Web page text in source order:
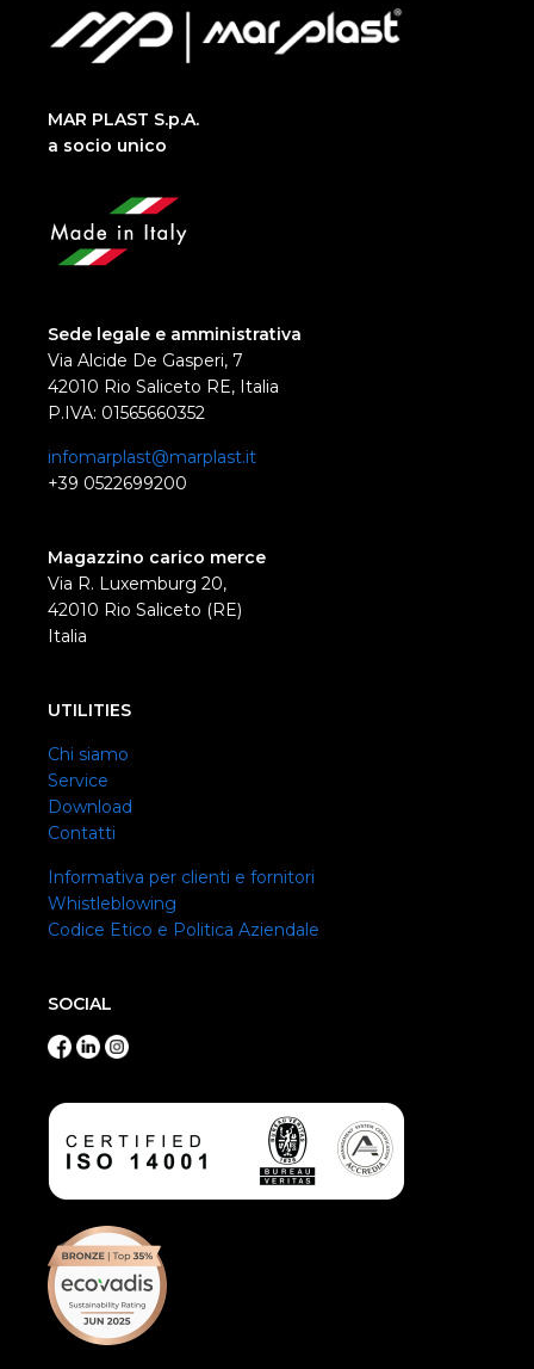
MAR PLAST S.p.A.
a socio unico
Sede legale e amministrativa
Via Alcide De Gasperi, 7
42010 Rio Saliceto RE, Italia
P.IVA: 01565660352
infomarplast@marplast.it
+39 0522699200
Magazzino carico merce
Via R. Luxemburg 20,
42010 Rio Saliceto (RE)
Italia
UTILITIES
Chi siamo
Service
Download
Contatti
Informativa per clienti e fornitori
Whistleblowing
Codice Etico e Politica Aziendale
SOCIAL